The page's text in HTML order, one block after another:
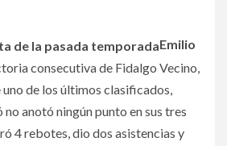
Emilio
consecutiva de Fidalgo Vecino,
uno de los últimos clasificados,
anotó ningún punto en sus tres
4 rebotes, dio dos asistencias y